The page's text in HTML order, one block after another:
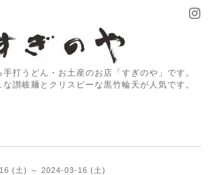
打うどん・お土産のお店「すぎのや」です。
讃岐麺とクリスピーな黒竹輪天が人気です。
(土) ～ 2024-03-16 (土)